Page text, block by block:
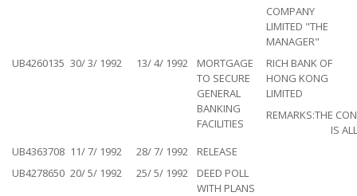
COMPANY
LIMITED "THE
MANAGER"
UB4260135 30/ 3/ 1992 13/ 4/ 1992
MORTGAGE
TO SECURE
GENERAL
BANKING
FACILITIES
RICH BANK OF
HONG KONG
LIMITED
REMARKS:THE
IS
UB4363708 11/ 7/ 1992 28/ 7/ 1992
RELEASE
UB4278650 20/ 5/ 1992 25/ 5/ 1992
DEED POLL
WITH PLANS